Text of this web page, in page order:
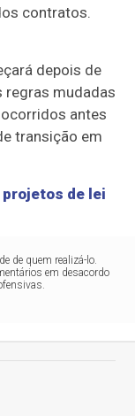
contratos.
depois de
regras mudadas
antes
transição em
de lei
de quem realizá-lo.
em desacordo